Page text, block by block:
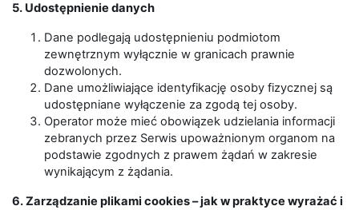
5. Udostępnienie danych
Dane podlegają udostępnieniu podmiotom
zewnętrznym wyłącznie w granicach prawnie
dozwolonych.
Dane umożliwiające identyfikację osoby fizycznej są
udostępniane wyłączenie za zgodą tej osoby.
Operator może mieć obowiązek udzielania informacji
zebranych przez Serwis upoważnionym organom na
podstawie zgodnych z prawem żądań w zakresie
wynikającym z żądania.
6. Zarządzanie plikami cookies – jak w praktyce wyrażać i